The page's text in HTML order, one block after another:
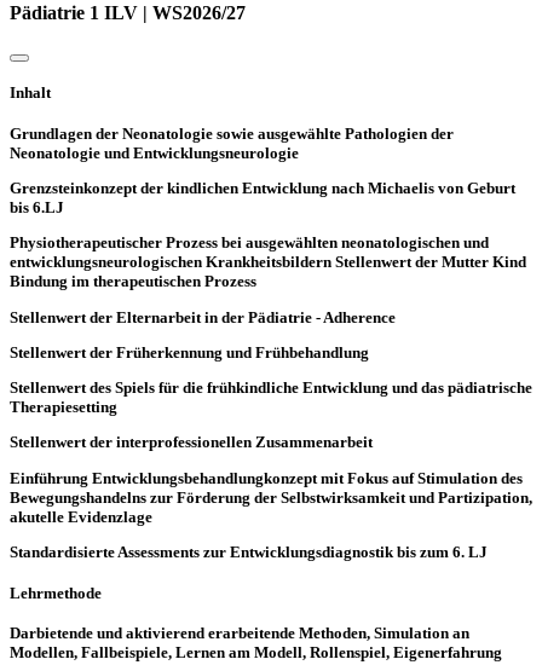
Pädiatrie 1 ILV | WS2026/27
Inhalt
Grundlagen der Neonatologie sowie ausgewählte Pathologien der
Neonatologie und Entwicklungsneurologie
Grenzsteinkonzept der kindlichen Entwicklung nach Michaelis von Geburt
bis 6.LJ
Physiotherapeutischer Prozess bei ausgewählten neonatologischen und
entwicklungsneurologischen Krankheitsbildern Stellenwert der Mutter Kind
Bindung im therapeutischen Prozess
Stellenwert der Elternarbeit in der Pädiatrie - Adherence
Stellenwert der Früherkennung und Frühbehandlung
Stellenwert des Spiels für die frühkindliche Entwicklung und das pädiatrische
Therapiesetting
Stellenwert der interprofessionellen Zusammenarbeit
Einführung Entwicklungsbehandlungkonzept mit Fokus auf Stimulation des
Bewegungshandelns zur Förderung der Selbstwirksamkeit und Partizipation,
akutelle Evidenzlage
Standardisierte Assessments zur Entwicklungsdiagnostik bis zum 6. LJ
Lehrmethode
Darbietende und aktivierend erarbeitende Methoden, Simulation an
Modellen, Fallbeispiele, Lernen am Modell, Rollenspiel, Eigenerfahrung